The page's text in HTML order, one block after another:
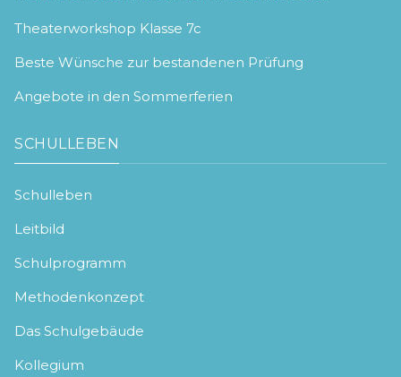
Theaterworkshop Klasse 7c
Beste Wünsche zur bestandenen Prüfung
Angebote in den Sommerferien
SCHULLEBEN
Schulleben
Leitbild
Schulprogramm
Methodenkonzept
Das Schulgebäude
Kollegium